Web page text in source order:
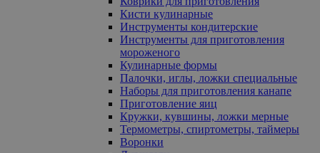
Кисти кулинарные
Инструменты кондитерские
Инструменты для приготовления
мороженого
Кулинарные формы
Палочки, иглы, ложки специальные
Наборы для приготовления канапе
Приготовление яиц
Кружки, кувшины, ложки мерные
Термометры, спиртометры, таймеры
Воронки